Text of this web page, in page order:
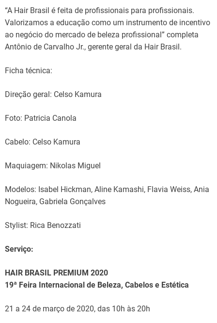
“A Hair Brasil é feita de profissionais para profissionais.
Valorizamos a educação como um instrumento de incentivo
ao negócio do mercado de beleza profissional” completa
Antônio de Carvalho Jr., gerente geral da Hair Brasil.
Ficha técnica:
Direção geral: Celso Kamura
Foto: Patricia Canola
Cabelo: Celso Kamura
Maquiagem: Nikolas Miguel
Modelos: Isabel Hickman, Aline Kamashi, Flavia Weiss, Ania
Nogueira, Gabriela Gonçalves
Stylist: Rica Benozzati
Serviço:
HAIR BRASIL PREMIUM 2020
19ª Feira Internacional de Beleza, Cabelos e Estética
21 a 24 de março de 2020, das 10h às 20h